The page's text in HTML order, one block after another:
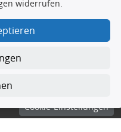
| 27386 Hemsbünde |
Cookie-Einstellungen
widerrufen.